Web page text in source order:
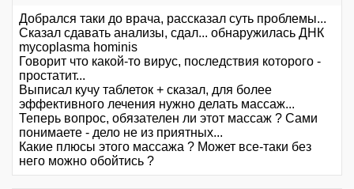
Добрался таки до врача, рассказал суть проблемы...
Сказал сдавать анализы, сдал... обнаружилась ДНК
mycoplasma hominis
Говорит что какой-то вирус, последствия которого -
простатит...
Выписал кучу таблеток + сказал, для более
эффективного лечения нужно делать массаж...
Теперь вопрос, обязателен ли этот массаж ? Сами
понимаете - дело не из приятных...
Какие плюсы этого массажа ? Может все-таки без
него можно обойтись ?